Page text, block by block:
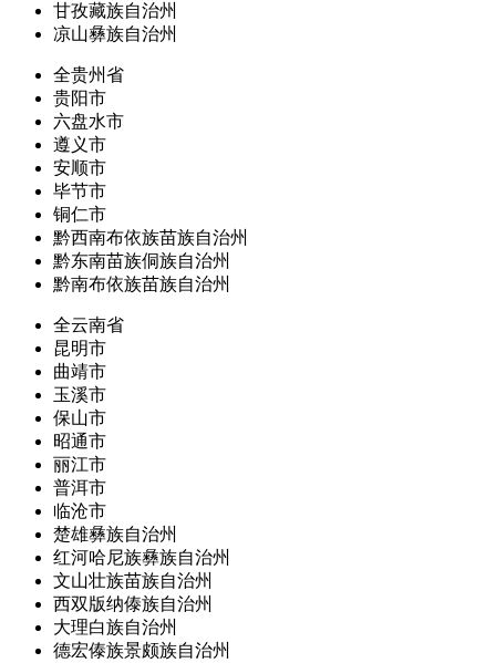
甘孜藏族自治州
凉山彝族自治州
全贵州省
贵阳市
六盘水市
遵义市
安顺市
毕节市
铜仁市
黔西南布依族苗族自治州
黔东南苗族侗族自治州
黔南布依族苗族自治州
全云南省
昆明市
曲靖市
玉溪市
保山市
昭通市
丽江市
普洱市
临沧市
楚雄彝族自治州
红河哈尼族彝族自治州
文山壮族苗族自治州
西双版纳傣族自治州
大理白族自治州
德宏傣族景颇族自治州